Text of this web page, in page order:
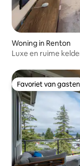
Woning in Renton
Luxe en ruime
Favoriet van gasten
Favoriet van gasten